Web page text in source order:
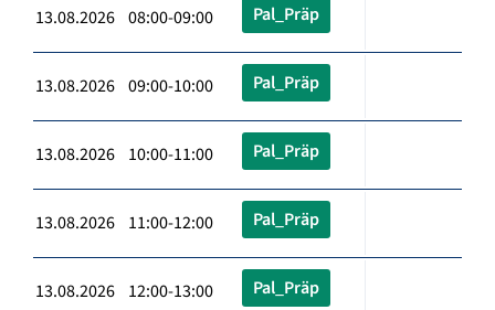
13.08.2026 08:00-09:00 Pal_Präp
13.08.2026 09:00-10:00 Pal_Präp
13.08.2026 10:00-11:00 Pal_Präp
13.08.2026 11:00-12:00 Pal_Präp
13.08.2026 12:00-13:00 Pal_Präp